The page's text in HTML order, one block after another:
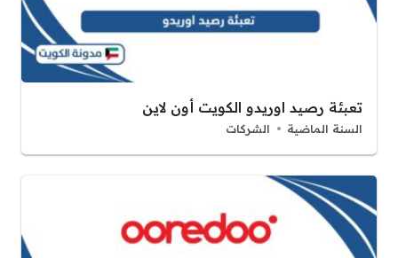
تعبئة رصيد اوريدو الكويت أون لاين
السنة الماضية الشركات